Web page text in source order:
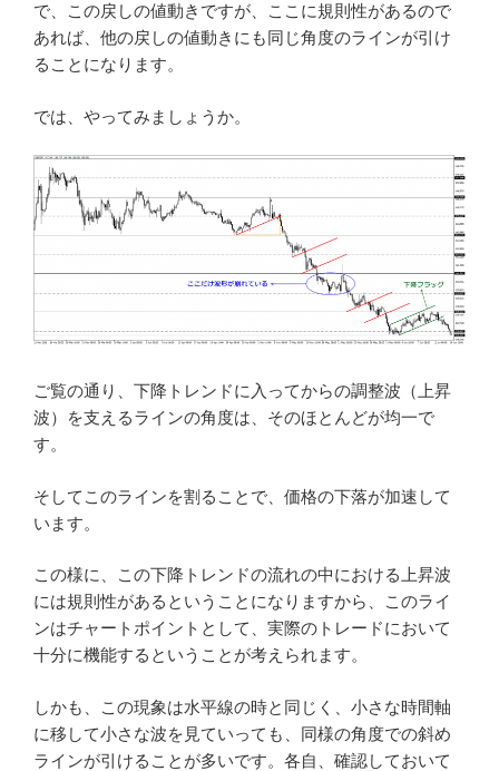
で、この戻しの値動きですが、ここに規則性があるので
あれば、他の戻しの値動きにも同じ角度のラインが引け
ることになります。
では、やってみましょうか。
ご覧の通り、下降トレンドに入ってからの調整波（上昇
波）を支えるラインの角度は、そのほとんどが均一で
す。
そしてこのラインを割ることで、価格の下落が加速して
います。
この様に、この下降トレンドの流れの中における上昇波
には規則性があるということになりますから、このライ
ンはチャートポイントとして、実際のトレードにおいて
十分に機能するということが考えられます。
しかも、この現象は水平線の時と同じく、小さな時間軸
に移して小さな波を見ていっても、同様の角度での斜め
ラインが引けることが多いです。各自、確認しておいて